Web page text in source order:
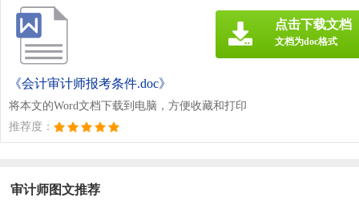
《会计审计师报考条件.doc》
将本文的Word文档下载到电脑，方便收藏和打印
推荐度：
点击下载文档
文档为doc格式
审计师图文推荐